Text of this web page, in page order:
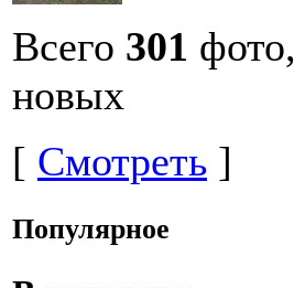
Всего 301 фото,
новых
[ Смотреть ]
Популярное